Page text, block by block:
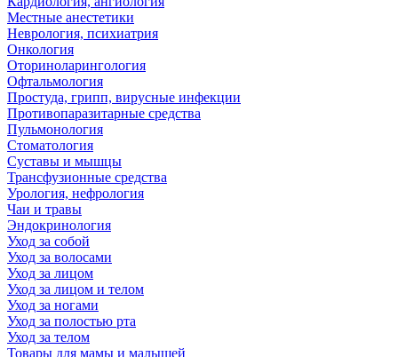
Местные анестетики
Неврология, психиатрия
Онкология
Оториноларингология
Офтальмология
Простуда, грипп, вирусные инфекции
Противопаразитарные средства
Пульмонология
Стоматология
Суставы и мышцы
Трансфузионные средства
Урология, нефрология
Чаи и травы
Эндокринология
Уход за собой
Уход за волосами
Уход за лицом
Уход за лицом и телом
Уход за ногами
Уход за полостью рта
Уход за телом
Товары для мамы и малышей